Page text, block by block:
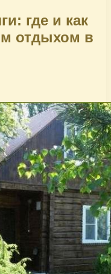
где и как
отдыхом в